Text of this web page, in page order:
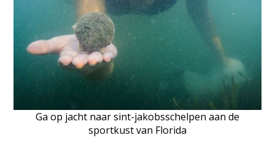
Ga op jacht naar sint-jakobsschelpen aan de
sportkust van Florida